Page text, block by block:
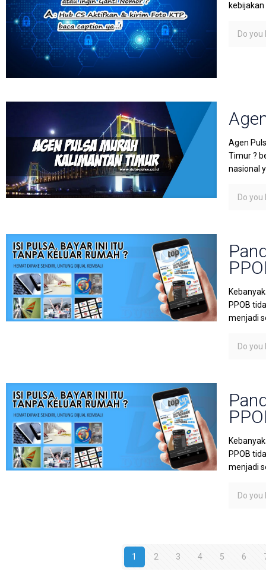
Do you
Agen
Timur ?
nasional
Do you
PPOB
menjadi
Do you
PPOB
menjadi
Do you
1 2 3 4 5 6